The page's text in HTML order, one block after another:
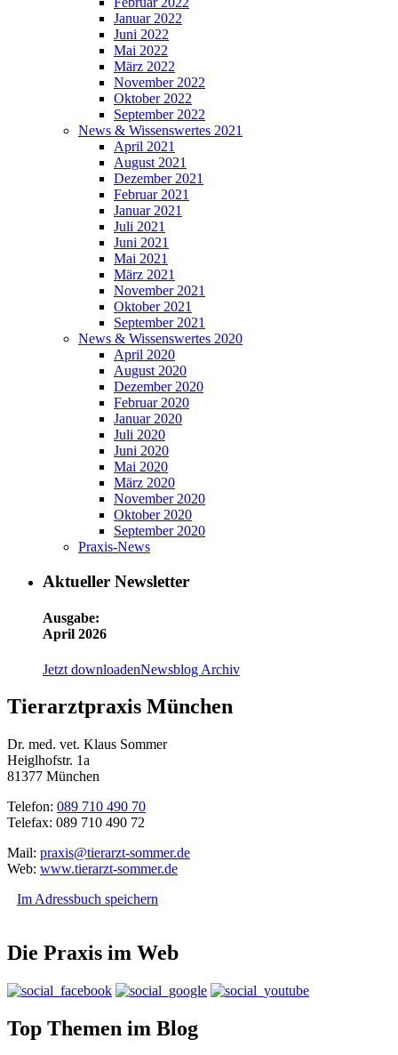
Januar 2022
Juni 2022
Mai 2022
März 2022
November 2022
Oktober 2022
September 2022
News & Wissenswertes 2021
April 2021
August 2021
Dezember 2021
Februar 2021
Januar 2021
Juli 2021
Juni 2021
Mai 2021
März 2021
November 2021
Oktober 2021
September 2021
News & Wissenswertes 2020
April 2020
August 2020
Dezember 2020
Februar 2020
Januar 2020
Juli 2020
Juni 2020
Mai 2020
März 2020
November 2020
Oktober 2020
September 2020
Praxis-News
Aktueller Newsletter
Ausgabe:
April 2026
Jetzt downloadenNewsblog Archiv
Tierarztpraxis München
Dr. med. vet. Klaus Sommer
Heiglhofstr. 1a
81377 München
Telefon: 089 710 490 70
Telefax: 089 710 490 72
Mail: praxis@tierarzt-sommer.de
Web: www.tierarzt-sommer.de
Im Adressbuch speichern
Die Praxis im Web
Top Themen im Blog